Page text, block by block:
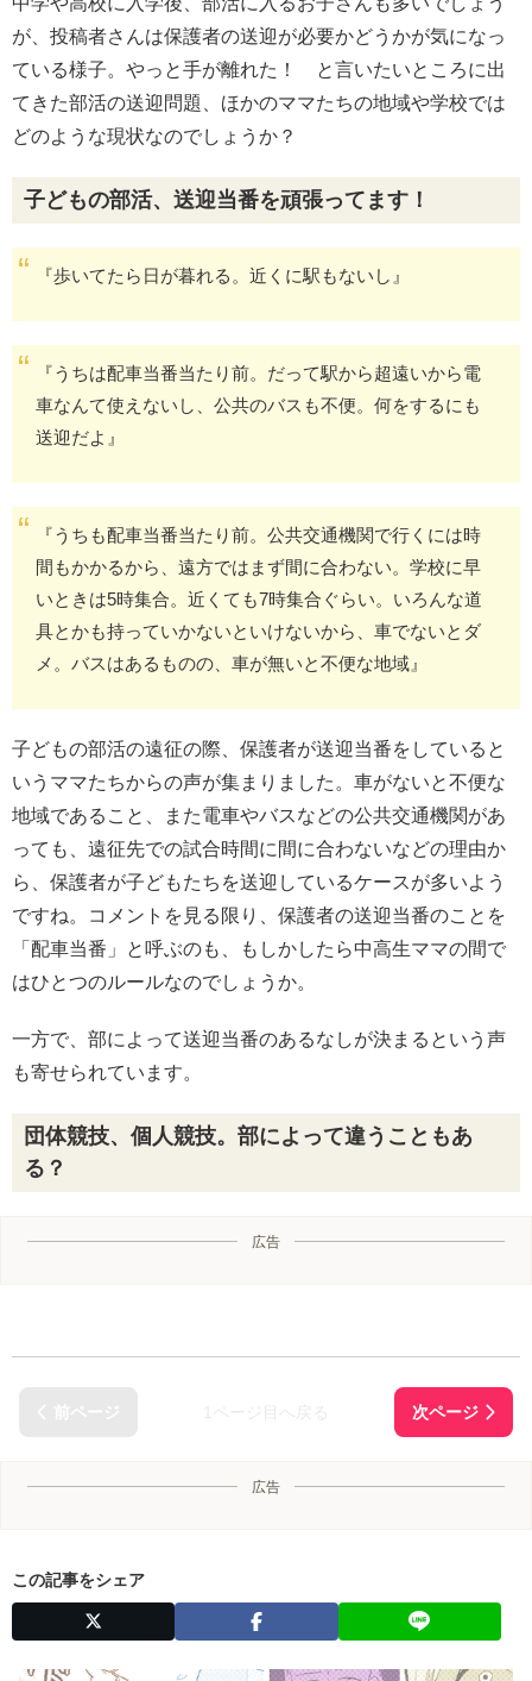
が、投稿者さんは保護者の送迎が必要かどうかが気になっ
ている様子。やっと手が離れた！ と言いたいところに出
てきた部活の送迎問題、ほかのママたちの地域や学校では
どのような現状なのでしょうか？
子どもの部活、送迎当番を頑張ってます！
『歩いてたら日が暮れる。近くに駅もないし』
『うちは配車当番当たり前。だって駅から超遠いから電
車なんて使えないし、公共のバスも不便。何をするにも
送迎だよ』
『うちも配車当番当たり前。公共交通機関で行くには時
間もかかるから、遠方ではまず間に合わない。学校に早
いときは5時集合。近くても7時集合ぐらい。いろんな道
具とかも持っていかないといけないから、車でないとダ
メ。バスはあるものの、車が無いと不便な地域』
子どもの部活の遠征の際、保護者が送迎当番をしていると
いうママたちからの声が集まりました。車がないと不便な
地域であること、また電車やバスなどの公共交通機関があ
っても、遠征先での試合時間に間に合わないなどの理由か
ら、保護者が子どもたちを送迎しているケースが多いよう
ですね。コメントを見る限り、保護者の送迎当番のことを
「配車当番」と呼ぶのも、もしかしたら中高生ママの間で
はひとつのルールなのでしょうか。
一方で、部によって送迎当番のあるなしが決まるという声
も寄せられています。
団体競技、個人競技。部によって違うこともあ
る？
広告
広告
この記事をシェア